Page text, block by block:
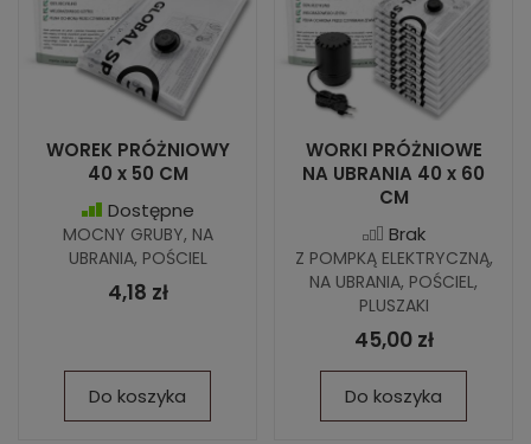
WOREK PRÓŻNIOWY
40 x 50 CM
Dostępne
MOCNY GRUBY, NA
UBRANIA, POŚCIEL
4,18 zł
Do koszyka
WORKI PRÓŻNIOWE
NA UBRANIA 40 x 60
CM
Brak
Z POMPKĄ ELEKTRYCZNĄ,
NA UBRANIA, POŚCIEL,
PLUSZAKI
45,00 zł
Do koszyka